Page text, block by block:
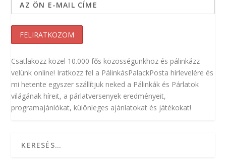
Csatlakozz közel 10.000 fős közösségünkhöz és pálinkázz
velünk online! Iratkozz fel a PálinkásPalackPosta hírlevelére és
mi hetente egyszer szállítjuk neked a Pálinkák és Párlatok
világának híreit, a párlatversenyek eredményeit,
programajánlókat, különleges ajánlatokat és játékokat!